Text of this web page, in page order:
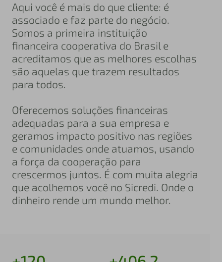
Aqui você é mais do que cliente: é
associado e faz parte do negócio.
Somos a primeira instituição
financeira cooperativa do Brasil e
acreditamos que as melhores escolhas
são aquelas que trazem resultados
para todos.
Oferecemos soluções financeiras
adequadas para a sua empresa e
geramos impacto positivo nas regiões
e comunidades onde atuamos, usando
a força da cooperação para
crescermos juntos. É com muita alegria
que acolhemos você no Sicredi. Onde o
dinheiro rende um mundo melhor.